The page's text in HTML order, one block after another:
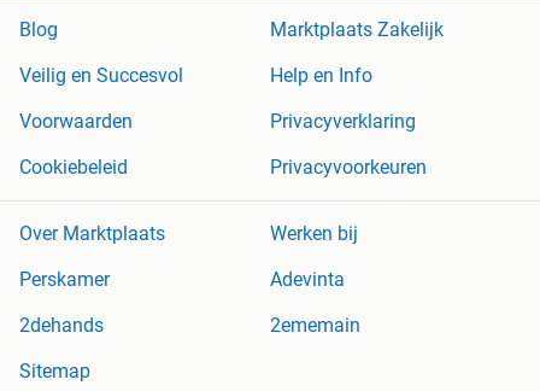
Blog
Marktplaats Zakelijk
Veilig en Succesvol
Help en Info
Voorwaarden
Privacyverklaring
Cookiebeleid
Privacyvoorkeuren
Over Marktplaats
Werken bij
Perskamer
Adevinta
2dehands
2ememain
Sitemap